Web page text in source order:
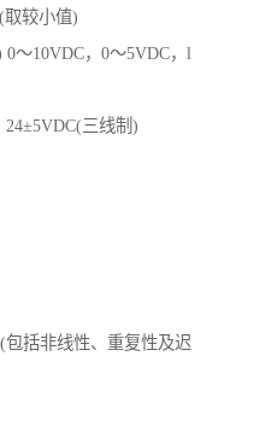
取较小值)
～10VDC，0～5VDC，l
三线制)
包括非线性、重复性及迟